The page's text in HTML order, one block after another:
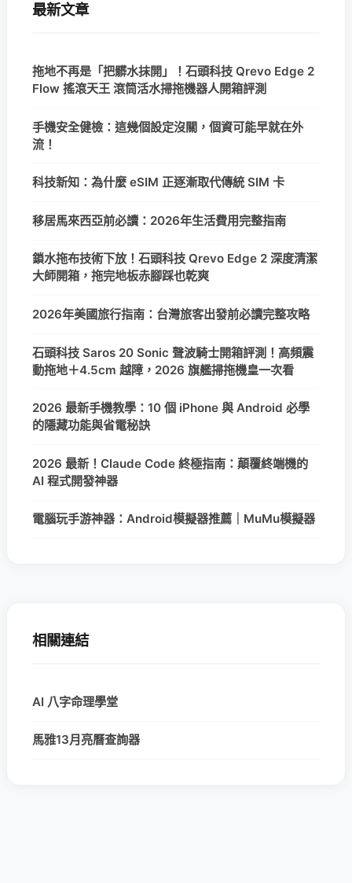
最新文章
拖地不再是「把髒水抹開」！石頭科技 Qrevo Edge 2
Flow 搖滾天王 滾筒活水掃拖機器人開箱評測
手機安全健檢：這幾個設定沒關，個資可能早就在外
流！
科技新知：為什麼 eSIM 正逐漸取代傳統 SIM 卡
移居馬來西亞前必讀：2026年生活費用完整指南
鎖水拖布技術下放！石頭科技 Qrevo Edge 2 深度清潔
大師開箱，拖完地板赤腳踩也乾爽
2026年美國旅行指南：台灣旅客出發前必讀完整攻略
石頭科技 Saros 20 Sonic 聲波騎士開箱評測！高頻震
動拖地＋4.5cm 越障，2026 旗艦掃拖機皇一次看
2026 最新手機教學：10 個 iPhone 與 Android 必學
的隱藏功能與省電秘訣
2026 最新！Claude Code 終極指南：顛覆終端機的
AI 程式開發神器
電腦玩手游神器：Android模擬器推薦｜MuMu模擬器
相關連結
AI 八字命理學堂
馬雅13月亮曆查詢器